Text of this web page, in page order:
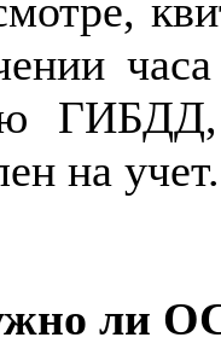
ГИБДД,
на учет.
ли